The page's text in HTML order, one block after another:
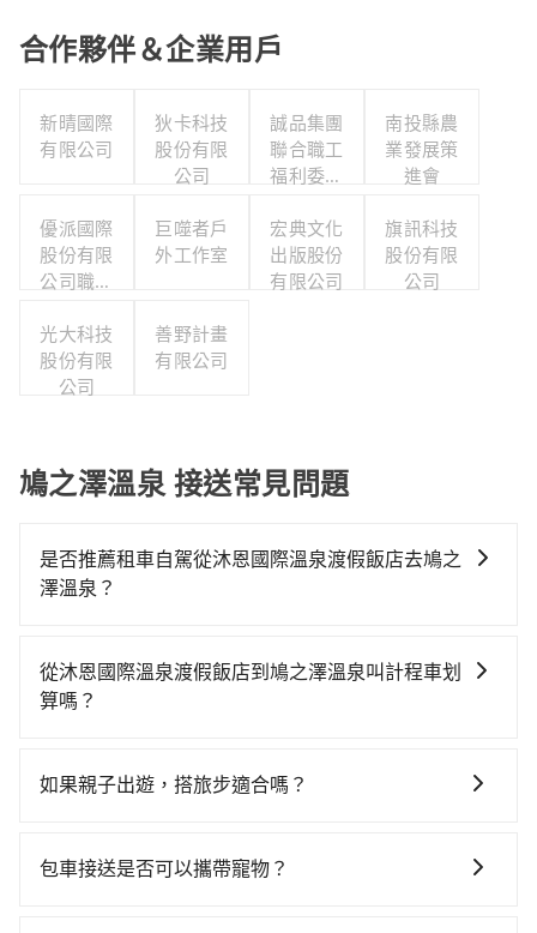
合作夥伴＆企業用戶
新晴國際
有限公司
狄卡科技
股份有限
公司
誠品集團
聯合職工
福利委員
南投縣農
業發展策
進會
優派國際
股份有限
公司職工
會
巨噬者戶
外工作室
宏典文化
出版股份
有限公司
旗訊科技
股份有限
公司
光大科技
股份有限
公司
善野計畫
有限公司
鳩之澤溫泉 接送常見問題
是否推薦租車自駕從沐恩國際溫泉渡假飯店去鳩之
澤溫泉？
對的時間彈性，最重要的是你當天就要來回，那在宜蘭
路邊可隨租隨借的iRent應該是你最便宜選擇。註冊完
澤溫泉的花費預估為$700~1,150（金額差異來自於平假
與可能的罰單都需自付。再者，和運的iRent只提供最基
從沐恩國際溫泉渡假飯店到鳩之澤溫泉叫計程車划
算嗎？
灣大車隊、Uber、Line Taxi、Yoxi等，如果在路邊攔不
行等叫車看看。依照里程跳錶計算，價格約為770~900
如果親子出遊，搭旅步適合嗎？
椅及兒童用增高墊供您選購(租借300元/個)，讓您和孩子
包車接送是否可以攜帶寵物？